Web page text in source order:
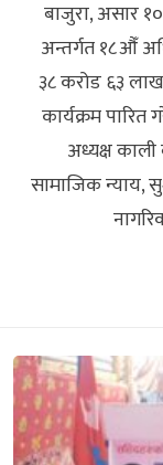
बाजुरा, असार
अन्तर्गत १८औँ
३८ करोड ६३
कार्यक्रम
अध्यक्ष
सामाजिक न्याय,